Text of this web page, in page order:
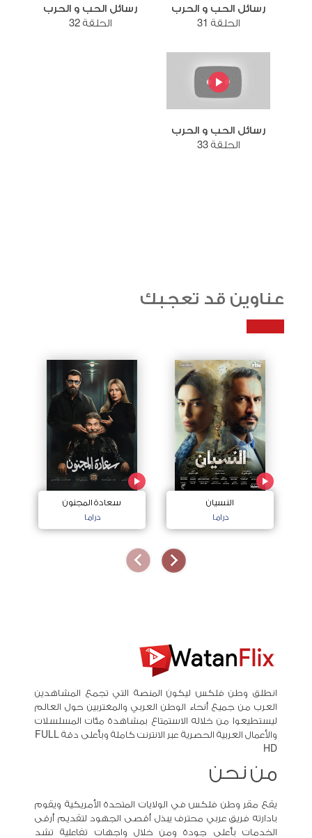
رسائل الحب و الحرب
الحلقة 31
رسائل الحب و الحرب
الحلقة 32
رسائل الحب و الحرب
الحلقة 33
عناوين قد تعجبك
النسيان
دراما
سعادة المجنون
دراما
انطلق وطن فلكس ليكون المنصة التي تجمع المشاهدين
العرب من جميع أنحاء الوطن العربي والمغتربين حول العالم
ليستطيعوا من خلاله الاستمتاع بمشاهدة مئات المسلسلات
والأعمال العربية الحصرية عبر الانترنت كاملة وبأعلى دقة FULL
HD
من نحن
يقع مقر وطن فلكس في الولايات المتحدة الأمريكية ويقوم
بادارته فريق عربي محترف يبذل أقصى الجهود لتقديم أرقى
الخدمات بأعلى جودة ومن خلال واجهات تفاعلية تشد